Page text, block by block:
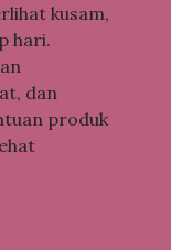
kusam,
hari.
dan
produk